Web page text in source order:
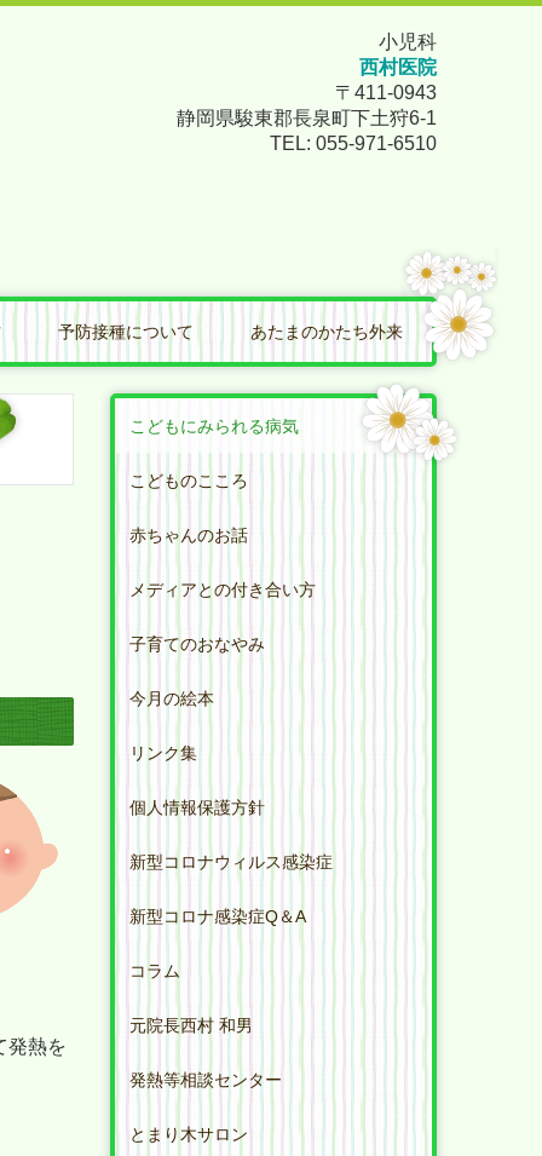
小児科
西村医院
〒411-0943
静岡県駿東郡長泉町下土狩6-1
TEL: 055-971-6510
予防接種について あたまのかたち外来
発熱を
こどもにみられる病気
こどものこころ
赤ちゃんのお話
メディアとの付き合い方
子育てのおなやみ
今月の絵本
リンク集
個人情報保護方針
新型コロナウィルス感染症
新型コロナ感染症Q＆A
コラム
元院長西村 和男
発熱等相談センター
とまり木サロン